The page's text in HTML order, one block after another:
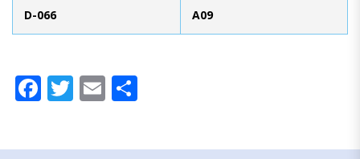
D-066 A09
Facebook
Twitter
Email